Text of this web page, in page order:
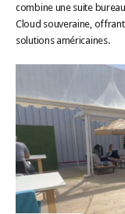
combine une suite
Cloud souveraine,
solutions américaines.